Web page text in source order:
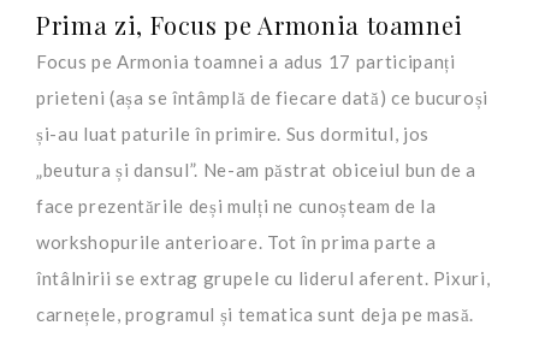
Prima zi, Focus pe Armonia toamnei
Focus pe Armonia toamnei a adus 17 participanți
prieteni (așa se întâmplă de fiecare dată) ce bucuroși
și-au luat paturile în primire. Sus dormitul, jos
„beutura și dansul”. Ne-am păstrat obiceiul bun de a
face prezentările deși mulți ne cunoșteam de la
workshopurile anterioare. Tot în prima parte a
întâlnirii se extrag grupele cu liderul aferent. Pixuri,
carnețele, programul și tematica sunt deja pe masă.